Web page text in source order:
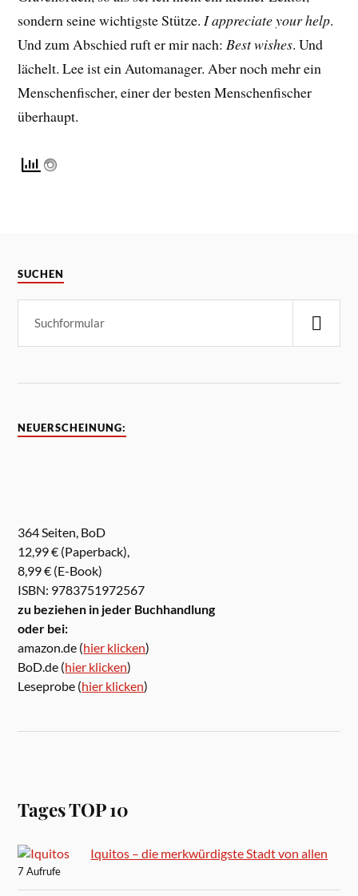
sondern seine wichtigste Stütze.I appreciate your help.
Und zum Abschied ruft er mir nach:Best wishes. Und
lächelt. Lee ist ein Automanager. Aber noch mehr ein
Menschenfischer, einer der besten Menschenfischer
überhaupt.
SUCHEN
NEUERSCHEINUNG:
364 Seiten, BoD
12,99 € (Paperback),
8,99 € (E-Book)
ISBN: 9783751972567
zu beziehen in jeder Buchhandlung
oder bei:
amazon.de (hier klicken)
BoD.de (hier klicken)
Leseprobe (hier klicken)
Tages TOP 10
Iquitos – die merkwürdigste Stadt von allen
7 Aufrufe